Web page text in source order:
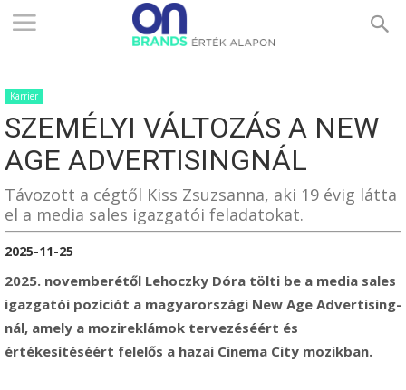
ONBRANDS
–
ALAPON
Karrier
SZEMÉLYI VÁLTOZÁS A NEW
AGE ADVERTISINGNÁL
Távozott a cégtől Kiss Zsuzsanna, aki 19 évig látta
el a media sales igazgatói feladatokat.
2025-11-25
2025. novemberétől Lehoczky Dóra tölti be a media sales
igazgatói pozíciót a magyarországi New Age Advertising-
nál, amely a mozi­reklámok tervezéséért és
értékesítéséért felelős a hazai Cinema City mozikban.